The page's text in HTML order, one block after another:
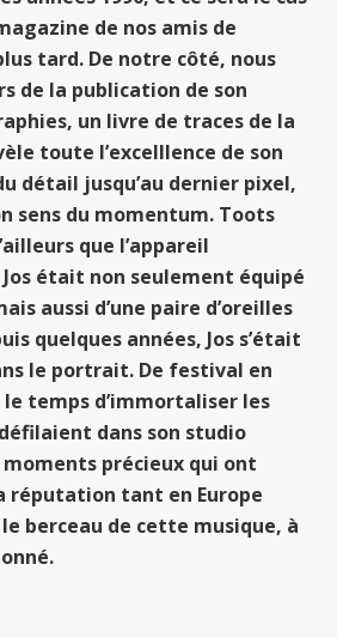
de nos amis de
tard. De notre côté, nous
de la publication de son
un livre de traces de la
toute l’excelllence de son
détail jusqu’au dernier pixel,
sens du momentum. Toots
que l’appareil
était non seulement équipé
aussi d’une paire d’oreilles
quelques années, Jos s’était
le portrait. De festival en
temps d’immortaliser les
dans son studio
précieux qui ont
réputation tant en Europe
le berceau de cette musique, à